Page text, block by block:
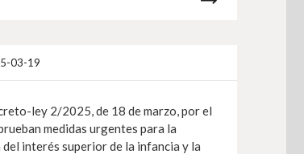
03-19
ley 2/2025, de 18 de marzo, por el
medidas urgentes para la
interés superior de la infancia y la